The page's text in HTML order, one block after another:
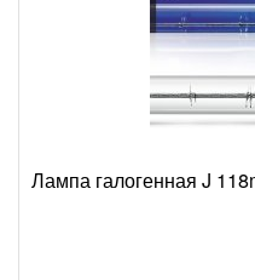
Лампа галогенная J